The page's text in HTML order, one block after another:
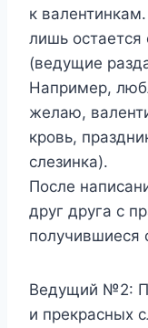
к
лишь остается
(ведущие
Например,
желаю,
кровь,
слезинка).
После
друг друга с
получившиеся
Ведущий №2:
и прекрасных